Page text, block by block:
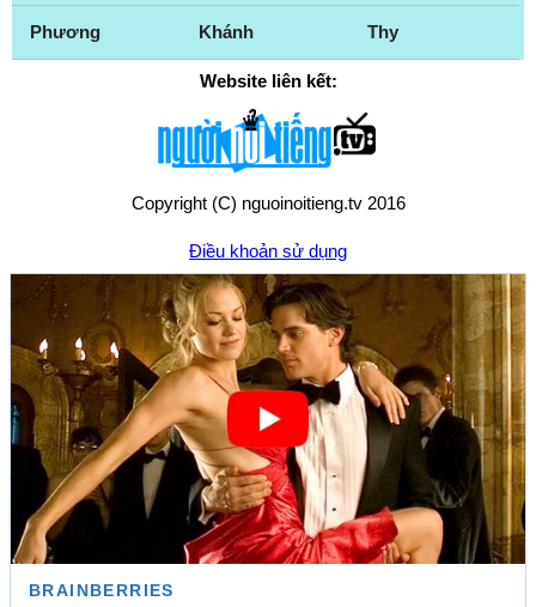
Phương Khánh Thy
Website liên kết:
Copyright (C) nguoinoitieng.tv 2016
Điều khoản sử dụng
Chính sách quyền riêng tư
Liên hệ:mail.nguoinoitieng.tv@gmail.com